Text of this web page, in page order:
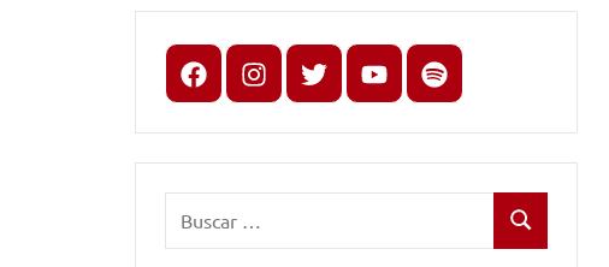
FacebookInstagram
X youtubespotify
Buscar